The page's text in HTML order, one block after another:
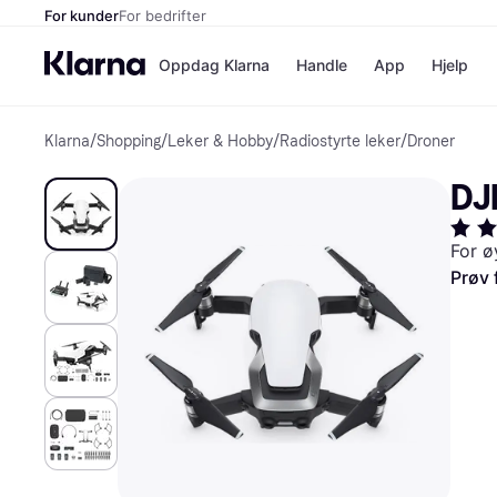
For kunderFor bedrifter
Oppdag Klarna
Betal nå
Betal i 3 deler
Betal innen
Finansiering
Handle
Butikker
kicks.no
App Hjelp
Klarna/Shopping/Leker & Hobby/Radiostyrte leker/Droner
For
Prøv